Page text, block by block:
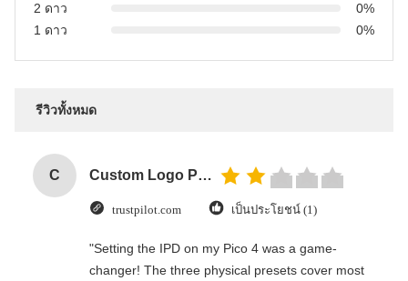
2 ดาว
0%
1 ดาว
0%
รีวิวทั้งหมด
C Custom Logo Paper Cardboard Packing Folding White / Black / Rose Gold Luxury Magnetic Gift Box with Ribbon Closure
trustpilot.com เป็นประโยชน์ (1)
"Setting the IPD on my Pico 4 was a game-
changer! The three physical presets cover most